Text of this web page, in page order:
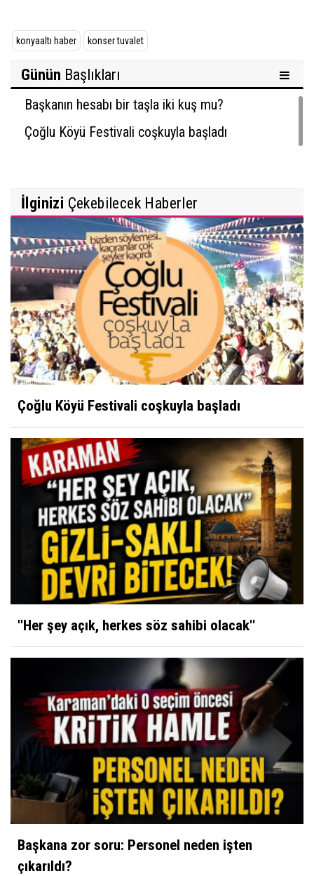
konyaaltı haber konser tuvalet
Günün Başlıkları
Başkanın hesabı bir taşla iki kuş mu?
Çoğlu Köyü Festivali coşkuyla başladı
İlginizi Çekebilecek Haberler
Çoğlu Köyü Festivali coşkuyla başladı
''Her şey açık, herkes söz sahibi olacak''
Başkana zor soru: Personel neden işten
çıkarıldı?